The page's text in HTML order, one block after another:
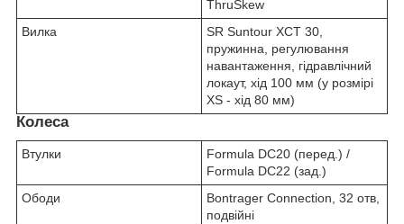
ThruSkew
Вилка
SR Suntour XCT 30,
пружинна, регулювання
навантаження, гідравлічний
локаут, хід 100 мм (у розмірі
XS - хід 80 мм)
Колеса
Втулки
Formula DC20 (перед.) /
Formula DC22 (зад.)
Ободи
Bontrager Connection, 32 отв,
подвійні